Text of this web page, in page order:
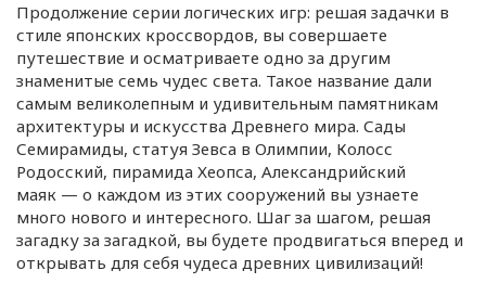
Продолжение серии логических игр: решая задачки в
стиле японских кроссвордов, вы совершаете
путешествие и осматриваете одно за другим
знаменитые семь чудес света. Такое название дали
самым великолепным и удивительным памятникам
архитектуры и искусства Древнего мира. Сады
Семирамиды, статуя Зевса в Олимпии, Колосс
Родосский, пирамида Хеопса, Александрийский
маяк — о каждом из этих сооружений вы узнаете
много нового и интересного. Шаг за шагом, решая
загадку за загадкой, вы будете продвигаться вперед и
открывать для себя чудеса древних цивилизаций!